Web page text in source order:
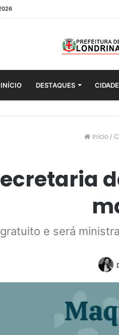
INÍCIO DESTAQUES CIDADE
Início /
e será